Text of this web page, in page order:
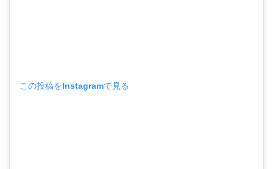
この投稿をInstagramで見る